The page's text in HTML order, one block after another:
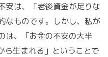
安は、「老後資金が足りな
なものです。しかし、私が
は、「お金の不安の大半
ら生まれる」ということで